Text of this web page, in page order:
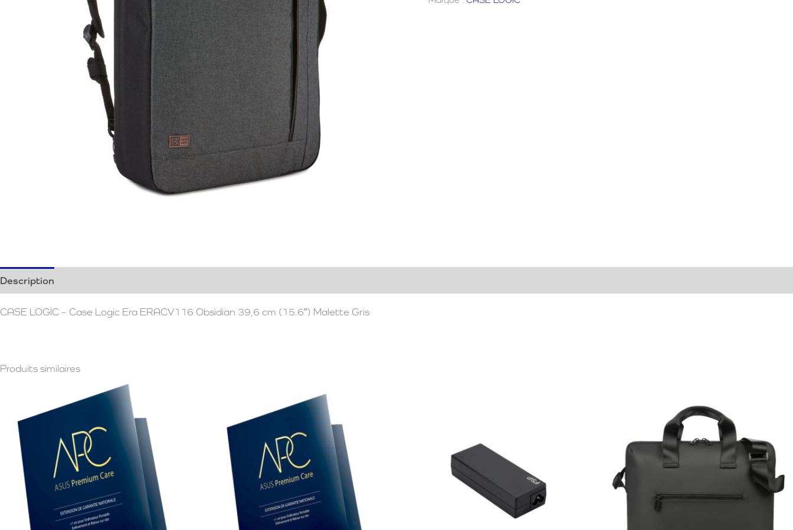
Description
CASE LOGIC – Case Logic Era ERACV116 Obsidian 39,6 cm (15.6″) Malette Gris
Produits similaires